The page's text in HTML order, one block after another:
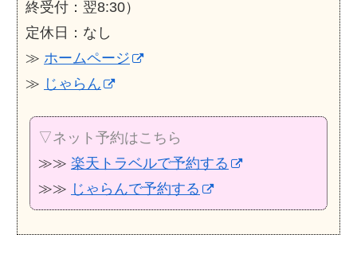
終受付：翌8:30）
定休日：なし
≫ ホームページ
≫ じゃらん
▽ネット予約はこちら
≫≫ 楽天トラベルで予約する
≫≫ じゃらんで予約する